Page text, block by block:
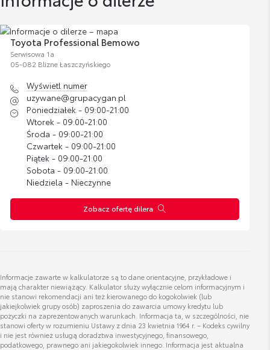
Cena brutto
1 300,00 zł
Bagażnik rowerowy na hak VeloCompact -
2 rowery
Cena brutto
2 837,07 zł
Bagażnik rowerowy na hak VeloCompact -
3 rowery
3 287,38 zł Zobacz szczegóły
Oslony przeciw błotne - komplet (przód,
tył)
Cena brutto
215,41 zł Zobacz szczegóły
Wyświetl numer
uzywane@grupacygan.pl
Szymon Izdebski
Doradca ds. sprzedaży samochodów używanych
Wyświetl numer
szymon.izdebski@grupacygan.pl
Wyświetl numer
hubert.ryszewski@toyotamarki.com.pl
Toyota Professional Bemowo
Serwisowa 1a
05-082 Blizne Łaszczyńskiego
Wyświetl numer
uzywane@grupacygan.pl
Poniedziałek - 09:00-21:00
Wtorek - 09:00-21:00
Środa - 09:00-21:00
Czwartek - 09:00-21:00
Piątek - 09:00-21:00
Sobota - 09:00-21:00
Niedziela - Nieczynne
Zobacz ofertę dilera
Informacje zawarte w kalkulatorze są to dane orientacyjne, przykładowe i
mają charakter niewiążący. Kalkulator służy wyłącznie celom informacyjnym i
nie stanowi rekomendacji ani też kierowanego do kogokolwiek (lub
jakiejkolwiek grupy osób) zaproszenia do zawarcia umowy kredytu lub
pożyczki na zaprezentowanych warunkach. Informacja ta, w szczególności, nie
stanowi oferty w rozumieniu Ustawy z dnia 23 kwietnia 1964 r. – Kodeks cywilny
i nie jest również usługą doradztwa inwestycyjnego, finansowego,
podatkowego, prawnego ani jakiegokolwiek innego. Informacja jest aktualna